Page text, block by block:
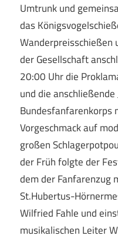
Umtrunk und
das
Wanderpreisschießen
der Gesellschaft
20:00 Uhr die
und die
Bundesfanfarenkorps
Vorgeschmack auf
großen
der Früh folgte der
dem der Fanfarenzug
St.Hubertus-
Wilfried Fahle und
musikalischen Leiter